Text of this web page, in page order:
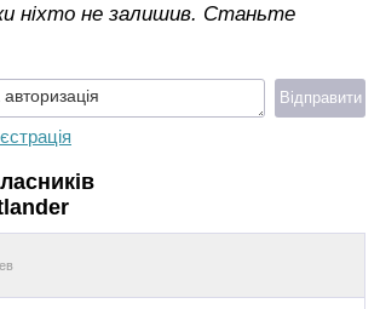
ніхто не залишив. Станьте
Відправити